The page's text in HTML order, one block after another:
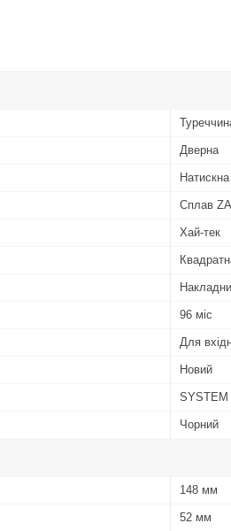
Дверна
Натискна
Сплав
Хай-тек
96 міс
Для
Новий
SYSTEM
Чорний
148 мм
52 мм